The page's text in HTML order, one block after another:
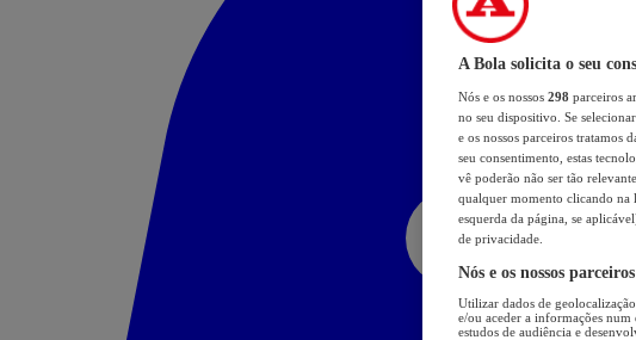
A Bola solicita o seu
Nós e os nossos 298 parceiros
no seu dispositivo. Se
e os nossos parceiros tratamos
seu consentimento, estas
vê poderão não ser tão
qualquer momento clicando na
esquerda da página, se
de privacidade.
Nós e os nossos
Utilizar dados de
e/ou aceder a informações
estudos de audiência e